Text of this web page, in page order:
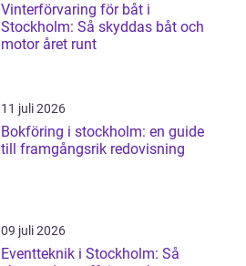
Vinterförvaring för båt i
Stockholm: Så skyddas båt och
motor året runt
11 juli 2026
Bokföring i stockholm: en guide
till framgångsrik redovisning
09 juli 2026
Eventteknik i Stockholm: Så